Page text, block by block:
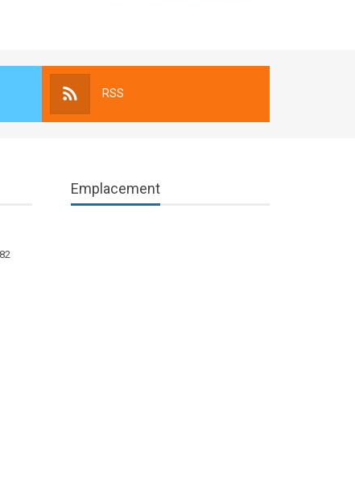
RSS
Emplacement